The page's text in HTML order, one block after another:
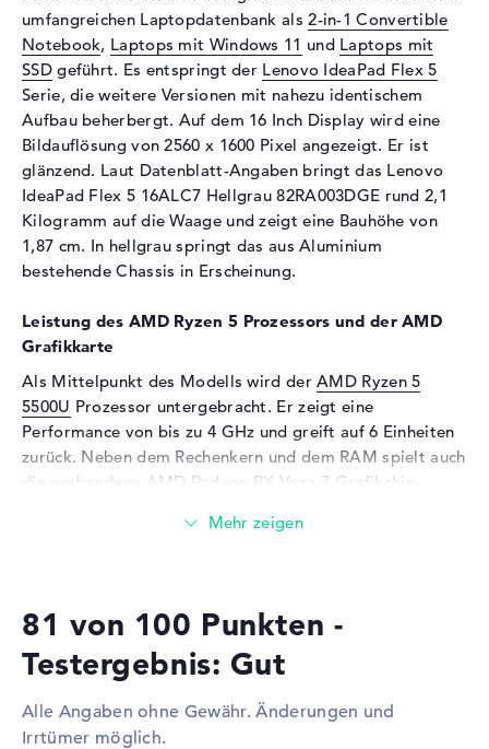
Auflösungstyp
WQXGA
Besonderheiten
Multi-Touchscreen, glänzend,
LED-Hintergrundbeleuchtung,
IPS Panel
Kartenleser
Unterstützte Flash-
Speicherkarten
MMC, SD Memory Card,
SDHC, SDXC
Audio
Soundkarte
Realtek ALC3287
Webcam
Sensorauflösung
0,9 MP
Eingabegeräte
Eingabegeräte
Multi-Touch-Trackpad, Multi-
Touchscreen, Stiftbasiert,
Beleuchtet (hintergrund)
WLAN
802.11a, 802.11ac, 802.11b,
802.11g, 802.11n
Bluetooth
Bluetooth 5.1
Erweiterung / Konnektivität
Schnittstellen
umfangreichen Laptopdatenbank als2-in-1 Convertible
Notebook, Laptops mit Windows 11 und Laptops mit
SSDgeführt. Es entspringt der Lenovo IdeaPad Flex 5
Serie, die weitere Versionen mit nahezu identischem
Aufbau beherbergt. Auf dem 16 Inch Display wird eine
Bildauflösung von 2560 x 1600 Pixel angezeigt. Er ist
glänzend. Laut Datenblatt-Angaben bringt das Lenovo
IdeaPad Flex 5 16ALC7 Hellgrau 82RA003DGE rund 2,1
Kilogramm auf die Waage und zeigt eine Bauhöhe von
1,87 cm. In hellgrau springt das aus Aluminium
bestehende Chassis in Erscheinung.
Leistung des AMD Ryzen 5 Prozessors und der AMD
Grafikkarte
Als Mittelpunkt des Modells wird derAMD Ryzen 5
5500U Prozessor untergebracht. Er zeigt eine
Performance von bis zu 4 GHz und greift auf 6 Einheiten
zurück. Neben dem Rechenkern und dem RAM spielt auch
die vorhandene
AMD Radeon RX Vega 7 Grafikchip-
Der Arbeitsspeicher (RAM) ist mit 16 Gigabyte besetzt
MHz) Technik. Total können in diesem Modell 16
zeigt Kapazität für eure persönlichen Daten, Videos,
Lieder und Bilder.
81 von 100 Punkten -
Testergebnis: Gut
Alle Angaben ohne Gewähr. Änderungen und
Irrtümer möglich.